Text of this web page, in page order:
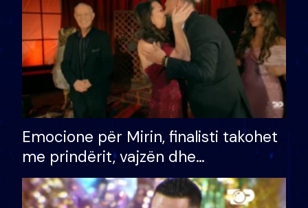
Emocione për Mirin, finalisti takohet
me prindërit, vajzën dhe
bashkëshorten: S’kemi ndonjë letër
divorci apo jo?